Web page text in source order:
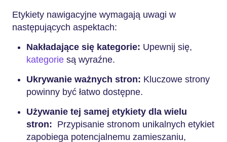
Etykiety nawigacyjne wymagają uwagi w
następujących aspektach:
Nakładające się kategorie: Upewnij się,
kategorie są wyraźne.
Ukrywanie ważnych stron: Kluczowe strony
powinny być łatwo dostępne.
Używanie tej samej etykiety dla wielu
stron: Przypisanie stronom unikalnych etykiet
zapobiega potencjalnemu zamieszaniu,